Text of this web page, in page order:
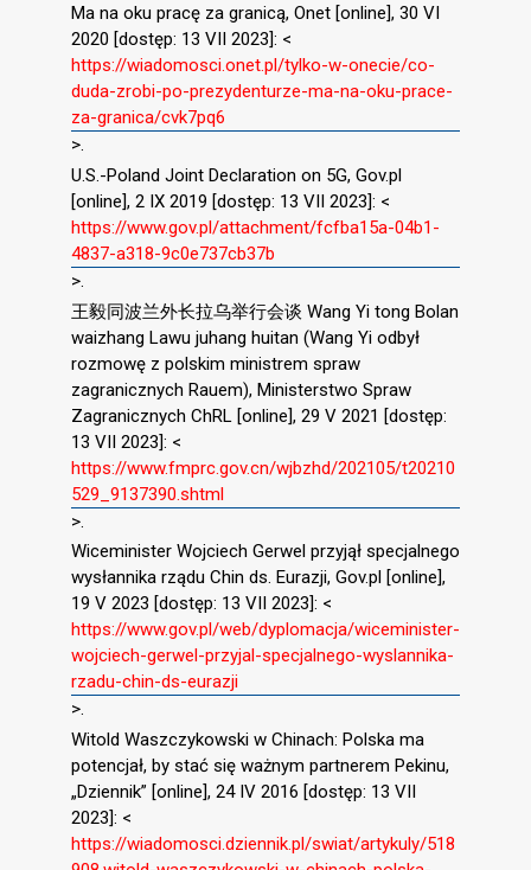
Ma na oku pracę za granicą, Onet [online], 30 VI
2020 [dostęp: 13 VII 2023]: <
https://wiadomosci.onet.pl/tylko-w-onecie/co-
duda-zrobi-po-prezydenturze-ma-na-oku-prace-
za-granica/cvk7pq6
>.
U.S.-Poland Joint Declaration on 5G, Gov.pl
[online], 2 IX 2019 [dostęp: 13 VII 2023]: <
https://www.gov.pl/attachment/fcfba15a-04b1-
4837-a318-9c0e737cb37b
>.
王毅同波兰外长拉乌举行会谈 Wang Yi tong Bolan
waizhang Lawu juhang huitan (Wang Yi odbył
rozmowę z polskim ministrem spraw
zagranicznych Rauem), Ministerstwo Spraw
Zagranicznych ChRL [online], 29 V 2021 [dostęp:
13 VII 2023]: <
https://www.fmprc.gov.cn/wjbzhd/202105/t20210
529_9137390.shtml
>.
Wiceminister Wojciech Gerwel przyjął specjalnego
wysłannika rządu Chin ds. Eurazji, Gov.pl [online],
19 V 2023 [dostęp: 13 VII 2023]: <
https://www.gov.pl/web/dyplomacja/wiceminister-
wojciech-gerwel-przyjal-specjalnego-wyslannika-
rzadu-chin-ds-eurazji
>.
Witold Waszczykowski w Chinach: Polska ma
potencjał, by stać się ważnym partnerem Pekinu,
„Dziennik” [online], 24 IV 2016 [dostęp: 13 VII
2023]: <
https://wiadomosci.dziennik.pl/swiat/artykuly/518